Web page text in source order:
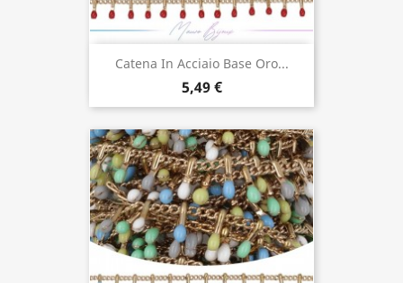
Catena In Acciaio Base Oro...
5,49 €